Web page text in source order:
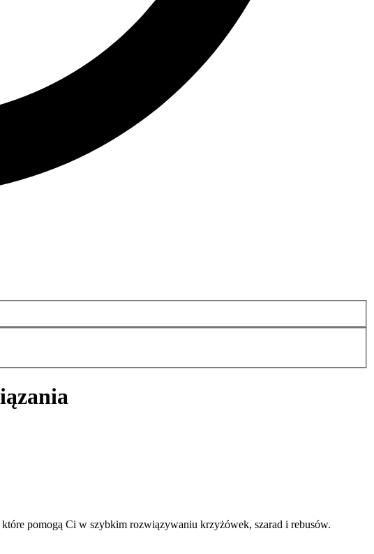
pomogą Ci w szybkim rozwiązywaniu krzyżówek, szarad i rebusów.